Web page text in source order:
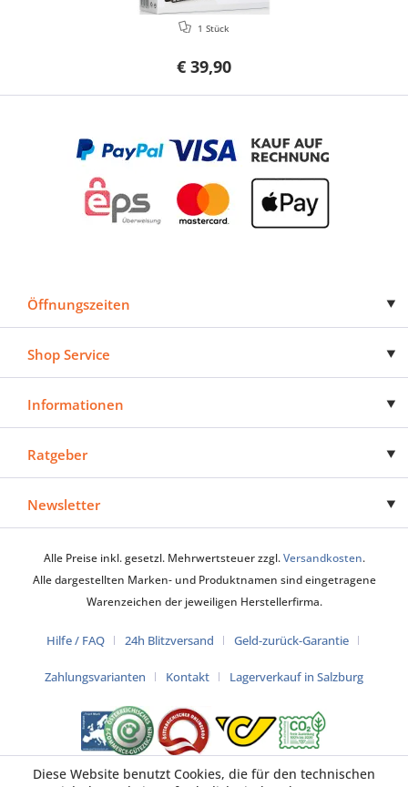
€ 39,90
1 Stück
Öffnungszeiten
Shop Service
Informationen
Ratgeber
Newsletter
Alle Preise inkl. gesetzl. Mehrwertsteuer zzgl.Versandkosten.
Alle dargestellten Marken- und Produktnamen sind eingetragene
Warenzeichen der jeweiligen Herstellerfirma.
Hilfe / FAQ 24h Blitzversand Geld-zurück-Garantie
Zahlungsvarianten Kontakt Lagerverkauf in Salzburg
Diese Website benutzt Cookies, die für den technischen